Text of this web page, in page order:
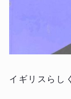
イギリスらし